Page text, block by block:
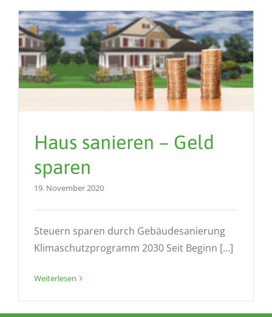
Haus sanieren – Geld
sparen
19. November 2020
Steuern sparen durch Gebäudesanierung
Klimaschutzprogramm 2030 Seit Beginn [...]
Weiterlesen